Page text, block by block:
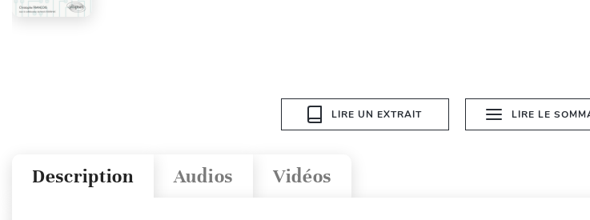
LIRE UN EXTRAIT LIRE LE
Vidéos
Audios
Description